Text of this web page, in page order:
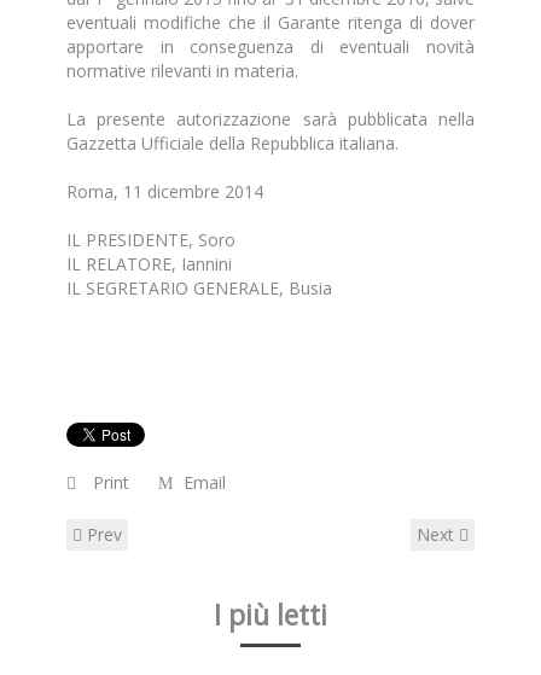
eventuali modifiche che il Garante ritenga di dover
apportare in conseguenza di eventuali novità
normative rilevanti in materia.
La presente autorizzazione sarà pubblicata nella
Gazzetta Ufficiale della Repubblica italiana.
Roma, 11 dicembre 2014
IL PRESIDENTE, Soro
IL RELATORE, Iannini
IL SEGRETARIO GENERALE, Busia
Print Email
Prev Next
I più letti